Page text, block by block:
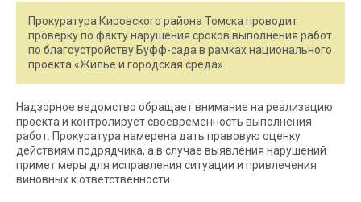
Прокуратура Кировского района Томска проводит
проверку по факту нарушения сроков выполнения работ
по благоустройству Буфф-сада в рамках национального
проекта «Жилье и городская среда».
Надзорное ведомство обращает внимание на реализацию
проекта и контролирует своевременность выполнения
работ. Прокуратура намерена дать правовую оценку
действиям подрядчика, а в случае выявления нарушений
примет меры для исправления ситуации и привлечения
виновных к ответственности.